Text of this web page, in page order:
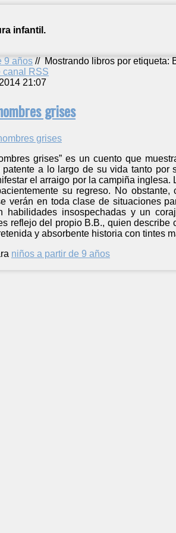
infantil.
9 años // Mostrando libros por etiqueta:
canal RSS
21:07
grises
grises” es un cuento que
patente a lo largo de su vida tanto
el arraigo por la campiña
su regreso. No
verán en toda clase de situaciones
habilidades insospechadas y un
reflejo del propio B.B., quien
y absorbente historia con tintes
niños a partir de 9 años